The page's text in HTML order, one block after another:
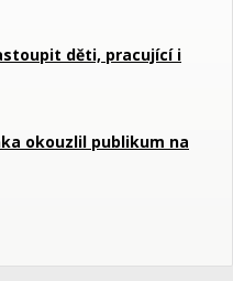
děti, pracující i
okouzlil publikum na